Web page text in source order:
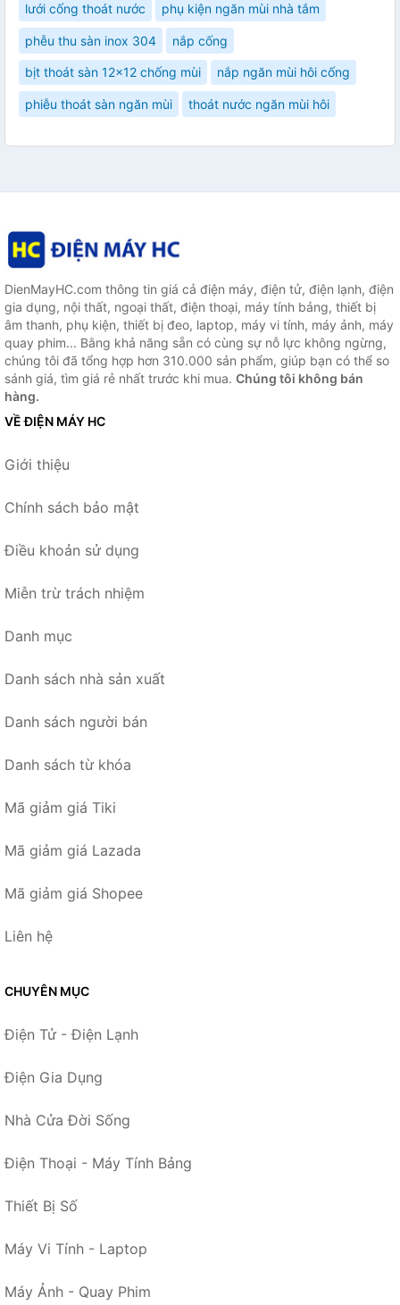
lưới cống thoát nước phụ kiện ngăn mùi nhà tắm
phễu thu sàn inox 304 nắp cống
bịt thoát sàn 12x12 chống mùi nắp ngăn mùi hôi cống
phiễu thoát sàn ngăn mùi thoát nước ngăn mùi hôi
DienMayHC.com thông tin giá cả điện máy, điện tử, điện lạnh, điện
gia dụng, nội thất, ngoại thất, điện thoại, máy tính bảng, thiết bị
âm thanh, phụ kiện, thiết bị đeo, laptop, máy vi tính, máy ảnh, máy
quay phim... Bằng khả năng sẵn có cùng sự nỗ lực không ngừng,
chúng tôi đã tổng hợp hơn 310.000 sản phẩm, giúp bạn có thể so
sánh giá, tìm giá rẻ nhất trước khi mua. Chúng tôi không bán
hàng.
VỀ ĐIỆN MÁY HC
Giới thiệu
Chính sách bảo mật
Điều khoản sử dụng
Miễn trừ trách nhiệm
Danh mục
Danh sách nhà sản xuất
Danh sách người bán
Danh sách từ khóa
Mã giảm giá Tiki
Mã giảm giá Lazada
Mã giảm giá Shopee
Liên hệ
CHUYÊN MỤC
Điện Tử - Điện Lạnh
Điện Gia Dụng
Nhà Cửa Đời Sống
Điện Thoại - Máy Tính Bảng
Thiết Bị Số
Máy Vi Tính - Laptop
Máy Ảnh - Quay Phim